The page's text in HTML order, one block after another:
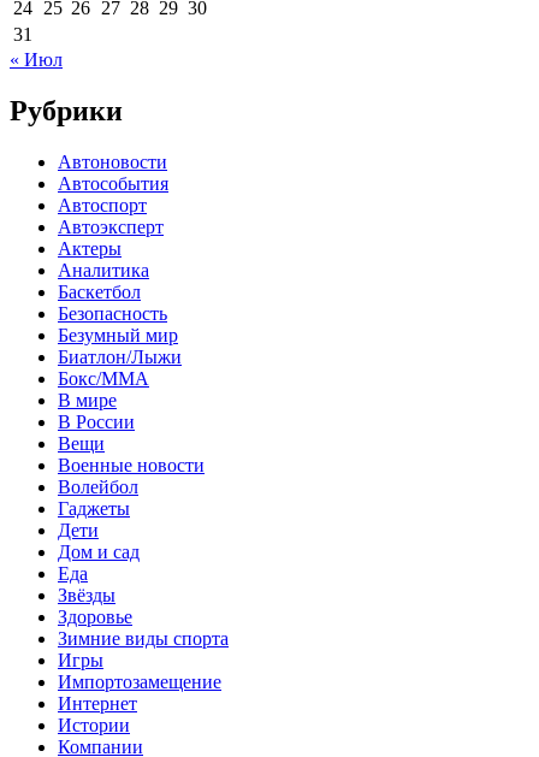
24 25 26 27 28 29 30
31
« Июл
Рубрики
Автоновости
Автособытия
Автоспорт
Автоэксперт
Актеры
Аналитика
Баскетбол
Безопасность
Безумный мир
Биатлон/Лыжи
Бокс/MMA
В мире
В России
Вещи
Военные новости
Волейбол
Гаджеты
Дети
Дом и сад
Еда
Звёзды
Здоровье
Зимние виды спорта
Игры
Импортозамещение
Интернет
Истории
Компании